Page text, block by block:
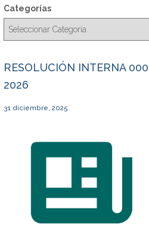
c
a
Categorías
RESOLUCIÓN INTERNA
2026
31 diciembre, 2025